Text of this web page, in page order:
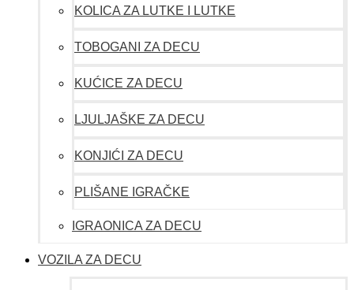
KOLICA ZA LUTKE I LUTKE
TOBOGANI ZA DECU
KUĆICE ZA DECU
LJULJAŠKE ZA DECU
KONJIĆI ZA DECU
PLIŠANE IGRAČKE
IGRAONICA ZA DECU
VOZILA ZA DECU